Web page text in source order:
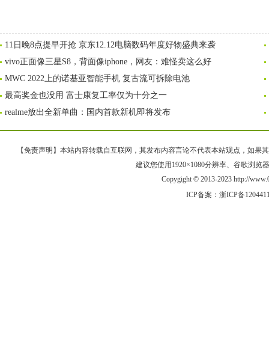
11日晚8点提早开抢 京东12.12电脑数码年度好物盛典来袭
vivo正面像三星S8，背面像iphone，网友：难怪卖这么好
MWC 2022上的诺基亚智能手机 复古流可拆除电池
最高奖金也没用 富士康复工率仅为十分之一
realme放出全新单曲：国内首款新机即将发布
【免责声明】本站内容转载自互联网，其发布内容言论不代表本站观点，如果
建议您使用1920×1080分辨率、谷歌浏览
Copygight © 2013-2023 http://
ICP备案： 浙ICP备